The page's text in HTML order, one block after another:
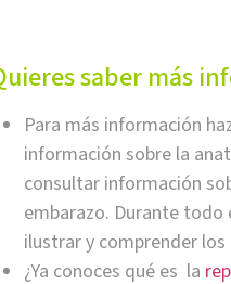
saber más
Para más información
información sobre la
consultar información
embarazo. Durante todo
ilustrar y comprender
¿Ya conoces qué es la